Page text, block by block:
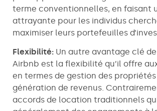
terme conventionnelles, en faisant
attrayante pour les individus
maximiser leurs portefeuilles
Flexibilité: Un autre avantage clé
Airbnb est la flexibilité qu’il offre
en termes de gestion des
génération de revenus.
accords de location traditionnels